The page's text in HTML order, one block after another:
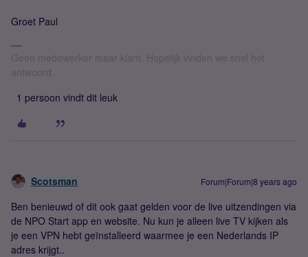
Groet Paul
Geen medewerker maar klant. Hopelijk vinden we snel het
antwoord.
1 persoon vindt dit leuk
Scotsman Forum|Forum|8 years ago
Ben benieuwd of dit ook gaat gelden voor de live uitzendingen via
de NPO Start app en website. Nu kun je alleen live TV kijken als
je een VPN hebt geïnstalleerd waarmee je een Nederlands IP
adres krijgt..